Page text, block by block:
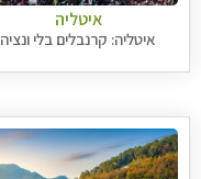
איטליה
איטליה: קרנבלים בלי ונציה